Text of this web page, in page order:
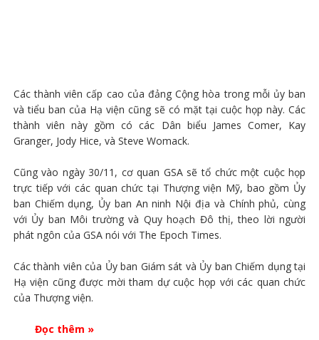
Các thành viên cấp cao của đảng Cộng hòa trong mỗi ủy ban
và tiểu ban của Hạ viện cũng sẽ có mặt tại cuộc họp này. Các
thành viên này gồm có các Dân biểu James Comer, Kay
Granger, Jody Hice, và Steve Womack.
Cũng vào ngày 30/11, cơ quan GSA sẽ tổ chức một cuộc họp
trực tiếp với các quan chức tại Thượng viện Mỹ, bao gồm Ủy
ban Chiếm dụng, Ủy ban An ninh Nội địa và Chính phủ, cùng
với Ủy ban Môi trường và Quy hoạch Đô thị, theo lời người
phát ngôn của GSA nói với The Epoch Times.
Các thành viên của Ủy ban Giám sát và Ủy ban Chiếm dụng tại
Hạ viện cũng được mời tham dự cuộc họp với các quan chức
của Thượng viện.
Đọc thêm »